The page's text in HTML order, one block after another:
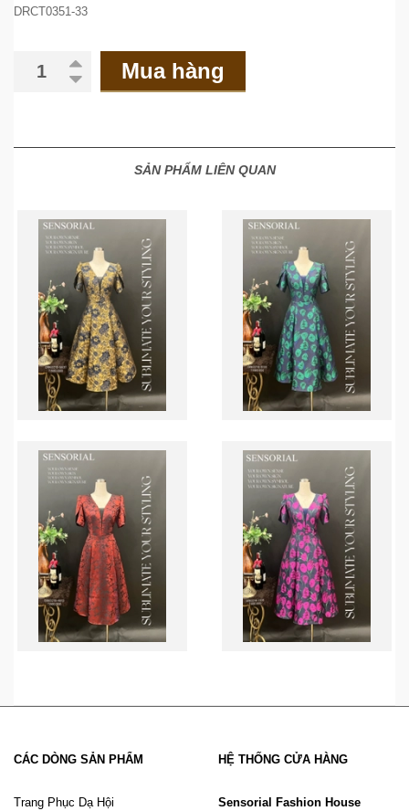
DRCT0351-33
Mua hàng
SẢN PHẨM LIÊN QUAN
CÁC DÒNG SẢN PHẨM
Trang Phục Dạ Hội
HỆ THỐNG CỬA HÀNG
Sensorial Fashion House